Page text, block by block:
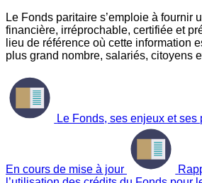
Le Fonds paritaire s’emploie à fournir
financière, irréprochable, certifiée et
lieu de référence où cette information
plus grand nombre, salariés, citoyens
Le Fonds, ses enjeux et ses
En cours de mise à jour